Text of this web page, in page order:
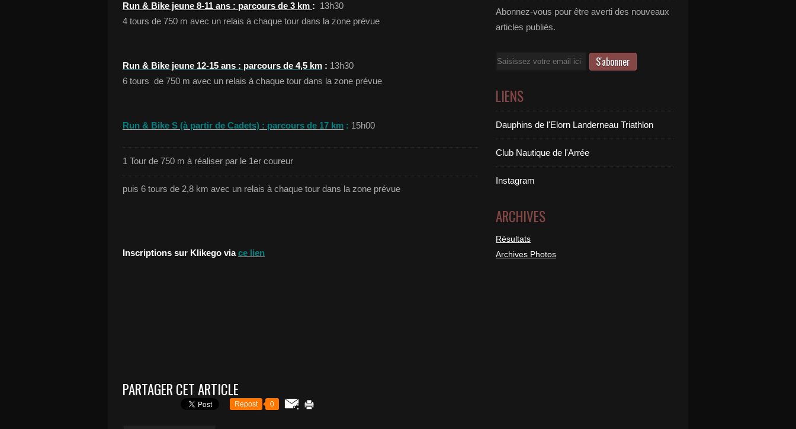
Run & Bike jeune 8-11 ans : parcours de 3 km : 13h30
4 tours de 750 m avec un relais à chaque tour dans la zone prévue
Run & Bike jeune 12-15 ans : parcours de 4,5 km : 13h30
6 tours de 750 m avec un relais à chaque tour dans la zone prévue
Run & Bike S (à partir de Cadets) : parcours de 17 km : 15h00
1 Tour de 750 m à réaliser par le 1er coureur
puis 6 tours de 2,8 km avec un relais à chaque tour dans la zone prévue
Inscriptions sur Klikego via ce lien
PARTAGER CET ARTICLE
Repost 0
Abonnez-vous pour être averti des nouveaux
articles publiés.
Email
LIENS
Dauphins de l'Elorn Landerneau Triathlon
Club Nautique de l'Arrée
Instagram
ARCHIVES
Résultats
Archives Photos